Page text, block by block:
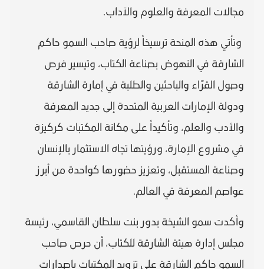
مجالات المعرفة والعلوم والآداب.
وتأتي هذه المنحة ترسيخاً لرؤية صاحب السمو حاكم
الشارقة في النهوض بصناعة الكتاب، وتيسير فرص
وصول القرّاء والباحثين والطلبة في إمارة الشارقة
ودولة الإمارات العربية المتحدة إلى جديد المعرفة
والأدب والعلم، وتأكيداً على مكانة المكتبات كركيزة
في مشروع الإمارة، ورؤيتها تجاه الاستثمار بالإنسان
وصناعة المستقبل، وتعزيز حضورها كواحدة من أبرز
عواصم المعرفة في العالم.
وأكدت سمو الشيخة بدور بنت سلطان القاسمي، رئيسة
مجلس إدارة هيئة الشارقة للكتاب، أن حرص صاحب
السمو حاكم الشارقة على تزويد المكتبات بإصدارات